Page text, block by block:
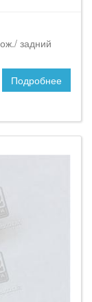
задний
Подробнее